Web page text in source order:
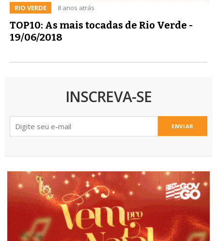
RIO VERDE 8 anos atrás
TOP10: As mais tocadas de Rio Verde -
19/06/2018
INSCREVA-SE
ENVIAR